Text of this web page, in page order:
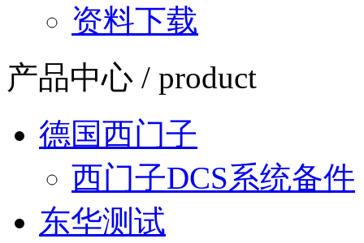
资料下载
产品中心 / product
德国西门子
西门子DCS系统备件
东华测试